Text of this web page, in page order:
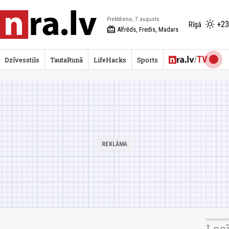
Piektdiena, 7.augusts
redeem Alfrēds, Fredis, Madars
Rīgā
Dzīvesstils TautaRunā LifeHacks Sports